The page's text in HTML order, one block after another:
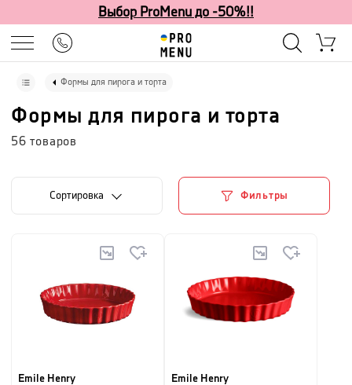
Выбор ProMenu до -50%!!
Формы для пирога и торта
Формы для пирога и торта
56 товаров
Cортировка Фильтры
Emile Henry
Emile Henry